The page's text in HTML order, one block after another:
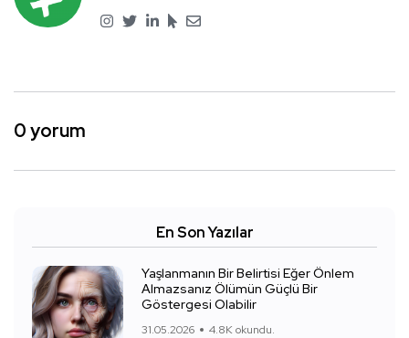
0 yorum
En Son Yazılar
Yaşlanmanın Bir Belirtisi Eğer Önlem
Almazsanız Ölümün Güçlü Bir
Göstergesi Olabilir
31.05.2026 4.8K okundu.